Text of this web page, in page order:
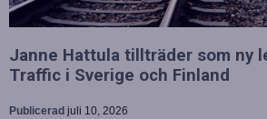
Janne Hattula tillträder som ny
Traffic i Sverige och Finland
Publicerad juli 10, 2026